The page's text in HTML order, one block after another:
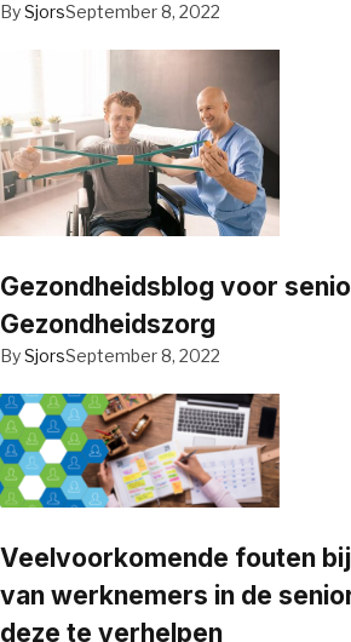
BySjorsSeptember 8, 2022
Gezondheidsblog voor
Gezondheidszorg
BySjorsSeptember 8, 2022
Veelvoorkomende fouten
van werknemers in de
deze te verhelpen